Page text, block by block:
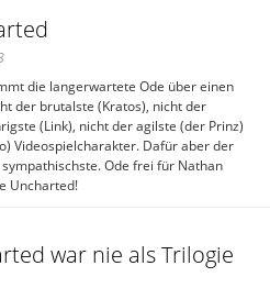
die langerwartete Ode über einen
der brutalste (Kratos), nicht der
(Link), nicht der agilste (der Prinz)
Videospielcharakter. Dafür aber der
Ode frei für Nathan
Uncharted!
war nie als Trilogie